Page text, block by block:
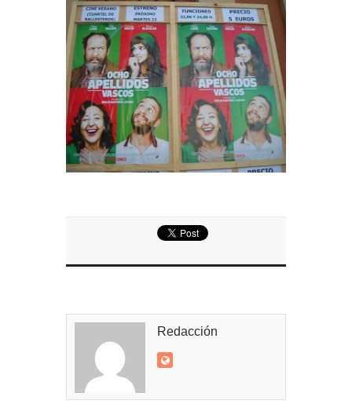
de Ultramar al inspector jubilado Xavi Buhagiar
Presentado el IV Torneo de Fútbol Senior Alcalde
de San Roque, que se disputa la semana
próxima
Redacción